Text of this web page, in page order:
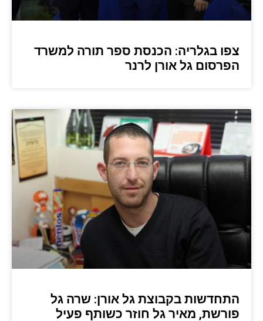
צפו בגלריה: הכנסת ספר תורה למשרד
הפרסום גל אורן לרנר
התחדשות בקבוצת גל אורן: שרה גל
פורשת, מאיר גל חוזר כשותף פעיל